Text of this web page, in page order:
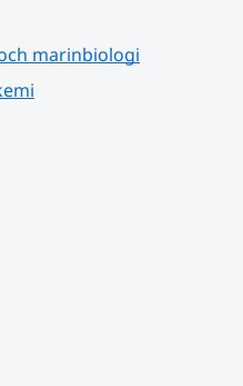
marinbiologi